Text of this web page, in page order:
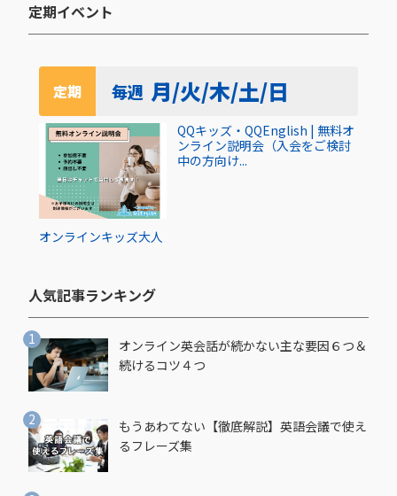
定期イベント​
定期 毎週 月/火/木/土/日
オンラインキッズ大人
QQキッズ・QQEnglish | 無料オ
ンライン説明会（入会をご検討
中の方向け...
人気記事ランキング​
オンライン英会話が続かない主な要因６つ＆
続けるコツ４つ
もうあわてない【徹底解説】英語会議で使え
るフレーズ集